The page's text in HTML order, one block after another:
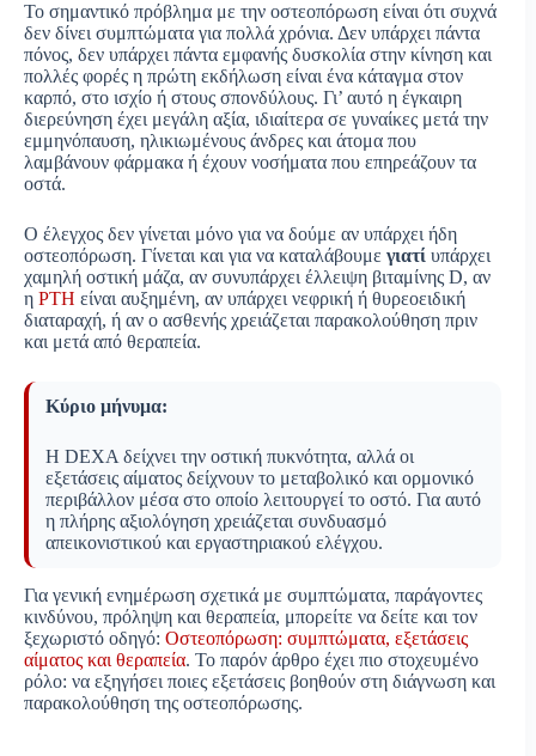
Το σημαντικό πρόβλημα με την οστεοπόρωση είναι ότι συχνά
δεν δίνει συμπτώματα για πολλά χρόνια. Δεν υπάρχει πάντα
πόνος, δεν υπάρχει πάντα εμφανής δυσκολία στην κίνηση και
πολλές φορές η πρώτη εκδήλωση είναι ένα κάταγμα στον
καρπό, στο ισχίο ή στους σπονδύλους. Γι’ αυτό η έγκαιρη
διερεύνηση έχει μεγάλη αξία, ιδιαίτερα σε γυναίκες μετά την
εμμηνόπαυση, ηλικιωμένους άνδρες και άτομα που
λαμβάνουν φάρμακα ή έχουν νοσήματα που επηρεάζουν τα
οστά.
Ο έλεγχος δεν γίνεται μόνο για να δούμε αν υπάρχει ήδη
οστεοπόρωση. Γίνεται και για να καταλάβουμε γιατί υπάρχει
χαμηλή οστική μάζα, αν συνυπάρχει έλλειψη βιταμίνης D, αν
η PTH είναι αυξημένη, αν υπάρχει νεφρική ή θυρεοειδική
διαταραχή, ή αν ο ασθενής χρειάζεται παρακολούθηση πριν
και μετά από θεραπεία.
Κύριο μήνυμα:
Η DEXA δείχνει την οστική πυκνότητα, αλλά οι
εξετάσεις αίματος δείχνουν το μεταβολικό και ορμονικό
περιβάλλον μέσα στο οποίο λειτουργεί το οστό. Για αυτό
η πλήρης αξιολόγηση χρειάζεται συνδυασμό
απεικονιστικού και εργαστηριακού ελέγχου.
Για γενική ενημέρωση σχετικά με συμπτώματα, παράγοντες
κινδύνου, πρόληψη και θεραπεία, μπορείτε να δείτε και τον
ξεχωριστό οδηγό: Οστεοπόρωση: συμπτώματα, εξετάσεις
αίματος και θεραπεία. Το παρόν άρθρο έχει πιο στοχευμένο
ρόλο: να εξηγήσει ποιες εξετάσεις βοηθούν στη διάγνωση και
παρακολούθηση της οστεοπόρωσης.